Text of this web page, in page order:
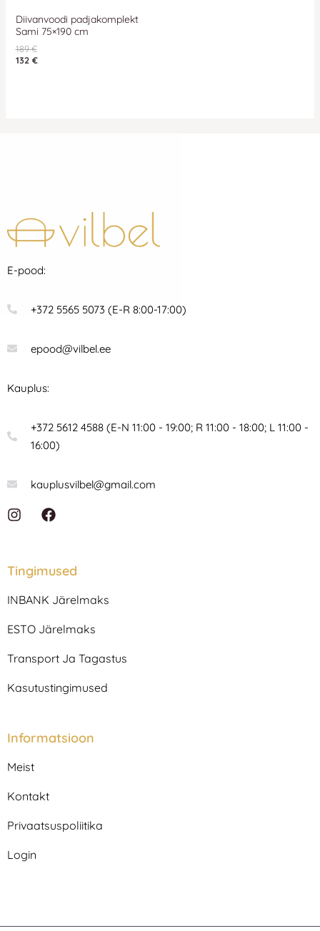
Diivanvoodi padjakomplekt
Sami 75×190 cm
189€
132 €
E-pood:
+372 5565 5073 (E-R 8:00-17:00)
epood@vilbel.ee
Kauplus:
+372 5612 4588 (E-N 11:00 - 19:00; R 11:00 - 18:00; L 11:00 -
16:00)
kauplusvilbel@gmail.com
I
a
r
m
F
a
b
o
Tingimused
INBANK Järelmaks
ESTO Järelmaks
Transport Ja Tagastus
Kasutustingimused
Informatsioon
Meist
Kontakt
Privaatsuspoliitika
Login